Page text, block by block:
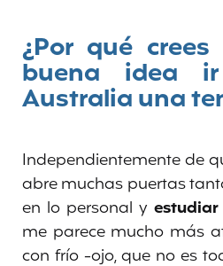
¿Por qué
buena idea
Australia una
Independientemente de
abre muchas puertas
en lo personal y
me parece mucho más
con frío -ojo, que no es